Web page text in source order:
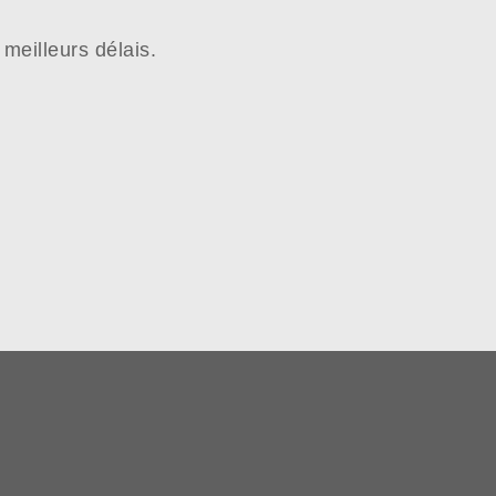
délais.